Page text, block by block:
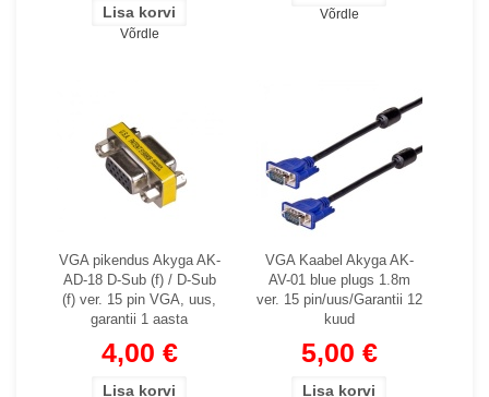
Võrdle
Võrdle
VGA pikendus Akyga AK-
AD-18 D-Sub (f) / D-Sub
(f) ver. 15 pin VGA, uus,
garantii 1 aasta
4,00 €
VGA Kaabel Akyga AK-
AV-01 blue plugs 1.8m
ver. 15 pin/uus/Garantii 12
kuud
5,00 €